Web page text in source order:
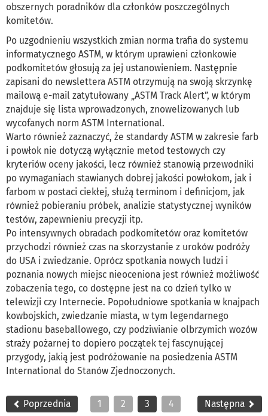
obszernych poradników dla członków poszczególnych
komitetów.
Po uzgodnieniu wszystkich zmian norma trafia do systemu
informatycznego ASTM, w którym uprawieni członkowie
podkomitetów głosują za jej ustanowieniem. Następnie
zapisani do news­lettera ASTM otrzymują na swoją skrzynkę
mailową e-mail zatytułowany „ASTM Track Alert”, w którym
znajduje się lista wprowadzonych, znowelizowanych lub
wycofanych norm ASTM International.
Warto również zaznaczyć, że standardy ASTM w zakresie farb
i powłok nie dotyczą wyłącznie metod testowych czy
kryteriów oceny jakości, lecz również stanowią przewodniki
po wymaganiach stawianych dobrej jakości powłokom, jak i
farbom w postaci ciekłej, służą terminom i definicjom, jak
również pobieraniu próbek, analizie statystycznej wyników
testów, zapewnieniu precyzji itp.
Po intensywnych obradach podkomitetów oraz komitetów
przychodzi również czas na skorzystanie z uroków podróży
do USA i zwiedzanie. Oprócz spotkania nowych ludzi i
poznania nowych miejsc nieoceniona jest również możliwość
zobaczenia tego, co dostępne jest na co dzień tylko w
telewizji czy Internecie. Popołudniowe spotkania w knajpach
kowbojskich, zwiedzanie miasta, w tym legendarnego
stadionu baseballowego, czy podziwianie olbrzymich wozów
straży pożarnej to dopiero początek tej fascynującej
przygody, jakią jest podróżowanie na posiedzenia ASTM
International do Stanów Zjednoczonych.
Poprzednia 1 2 3 4 Następna